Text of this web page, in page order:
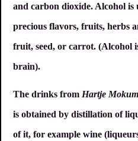
and carbon dioxide. Alcohol is
precious flavors, fruits, herbs
fruit, seed, or carrot. (Alcohol
brain).
The drinks from Hartje Mokum
is obtained by distillation of
of it, for example wine